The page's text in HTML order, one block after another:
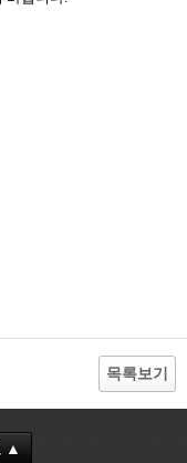
목록보기
▲